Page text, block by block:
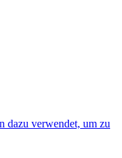
dazu verwendet, um zu